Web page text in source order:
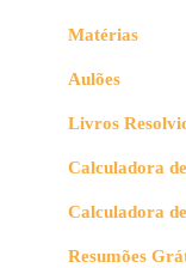
Matérias
Aulões
Livros
Calculadora
Calculadora
Resumões